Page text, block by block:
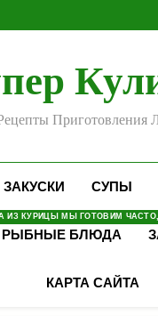
ЗАКУСКИ СУПЫ
ИЗ КУРИЦЫ МЫ ГОТОВИМ
РЫБНЫЕ БЛЮДА
КАРТА САЙТА